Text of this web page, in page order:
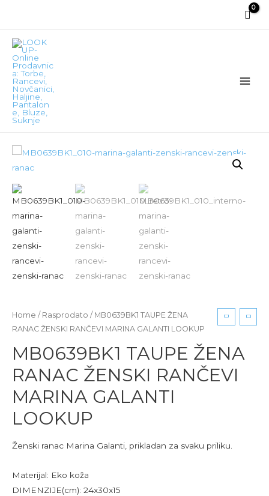
Home / Rasprodato / MB0639BK1 TAUPE ŽENA
RANAC ŽENSKI RANČEVI MARINA GALANTI LOOKUP
MB0639BK1 TAUPE ŽENA
RANAC ŽENSKI RANČEVI
MARINA GALANTI
LOOKUP
Ženski ranac Marina Galanti, prikladan za svaku priliku.
Materijal: Eko koža
DIMENZIJE(cm): 24x30x15